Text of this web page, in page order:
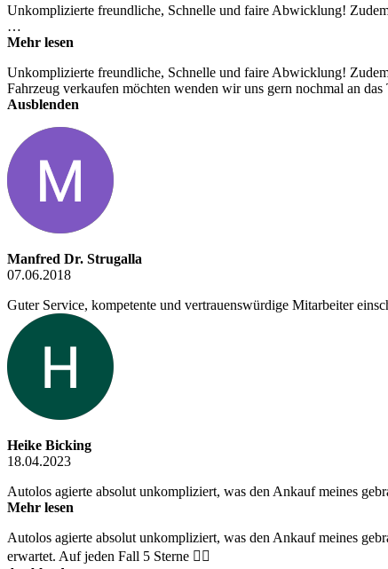
Unkomplizierte freundliche, Schnelle und faire Abwicklung!
…
Mehr lesen
Unkomplizierte freundliche, Schnelle und faire Abwicklung!
Fahrzeug verkaufen möchten wenden wir uns gern nochmal an
Ausblenden
Manfred Dr. Strugalla
07.06.2018
Guter Service, kompetente und vertrauenswürdige Mitarbeiter
Heike Bicking
18.04.2023
Autolos agierte absolut unkompliziert, was den Ankauf meines
Mehr lesen
Autolos agierte absolut unkompliziert, was den Ankauf meines
erwartet. Auf jeden Fall 5 Sterne 👍🏼